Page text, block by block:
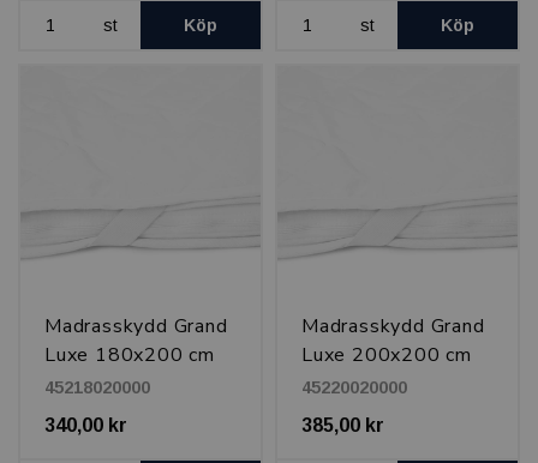
st Köp st Köp
Madrasskydd Grand
Luxe 180x200 cm
45218020000
340,00 kr
Madrasskydd Grand
Luxe 200x200 cm
45220020000
385,00 kr